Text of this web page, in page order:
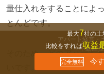
量仕入れをすることによ
とんどです。
そのため、どのアパート
いです。
アパート経営・
～不動産
無料セミ
最大7社の土
比較をすれば収益
今す